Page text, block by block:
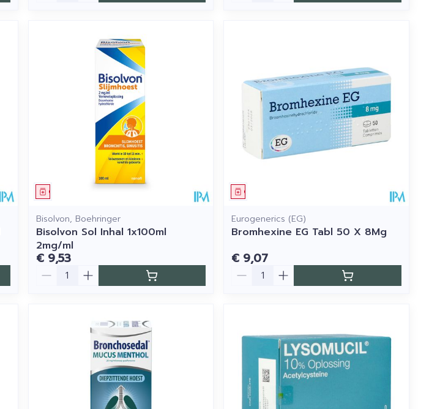
Geneesmiddel
Bisolvon, Boehringer
Bisolvon Sol Inhal 1x100ml
2mg/ml
€ 9,53
Aantal
Geneesmiddel
Eurogenerics (EG)
Bromhexine EG Tabl 50 X 8Mg
€ 9,07
Aantal